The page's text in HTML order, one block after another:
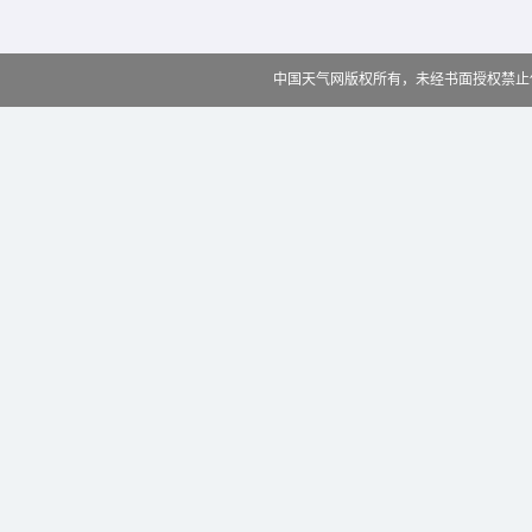
中国天气网版权所有，未经书面授权